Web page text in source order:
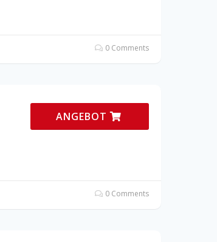
0 Comments
ANGEBOT
0 Comments